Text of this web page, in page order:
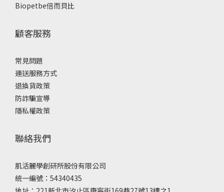
Biopetbe倍而貝比
顧客服務
常見問題
運送服務方式
退換貨政策
防詐騙宣導
隱私權政策
聯絡我們
肌活麗學創研所股份有限公司
統一編號：54340435